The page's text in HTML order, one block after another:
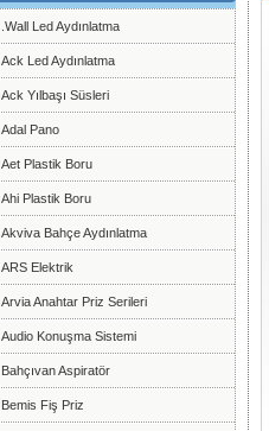
.Wall Led Aydınlatma
Ack Led Aydınlatma
Ack Yılbaşı Süsleri
Adal Pano
Aet Plastik Boru
Ahi Plastik Boru
Akviva Bahçe Aydınlatma
ARS Elektrik
Arvia Anahtar Priz Serileri
Audio Konuşma Sistemi
Bahçıvan Aspiratör
Bemis Fiş Priz